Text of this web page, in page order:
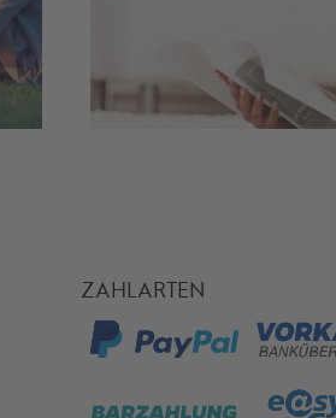
ZAHLARTEN